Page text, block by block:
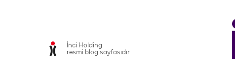
İnci Holding
resmi blog sayfasıdır.